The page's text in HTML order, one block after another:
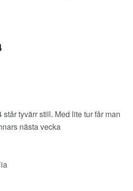
tyvärr still. Med lite tur får man
nästa vecka